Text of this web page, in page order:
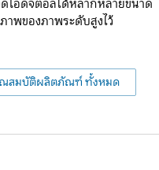
โอดิจิตอลได้หลากหลายขนาด
พของภาพระดับสูงไว้
สมบัติผลิตภัณฑ์ ทั้งหมด